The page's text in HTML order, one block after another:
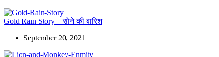
Gold Rain Story – सोने की बारिश
September 20, 2021